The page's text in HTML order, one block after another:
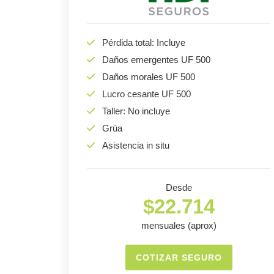
Pérdida total: Incluye
Daños emergentes UF 500
Daños morales UF 500
Lucro cesante UF 500
Taller: No incluye
Grúa
Asistencia in situ
Desde
$22.714
mensuales (aprox)
COTIZAR SEGURO